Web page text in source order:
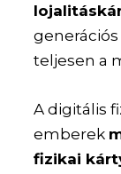
teljesen a
A digitális
emberek
fizikai